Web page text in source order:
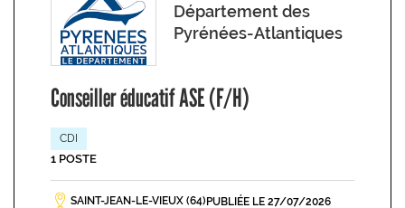
Département des
Pyrénées-Atlantiques
Conseiller éducatif ASE (F/H)
CDI
1 POSTE
SAINT-JEAN-LE-VIEUX (64) PUBLIÉE LE 27/07/2026